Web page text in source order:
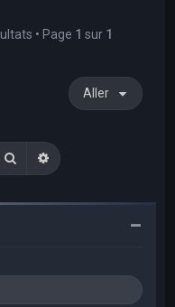
• Page 1 sur 1
Aller
RechercherRecherche avancée